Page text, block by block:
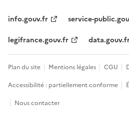
info.gouv.fr
service-
legifrance.gouv.fr
Plan du site Mentions légales CGU
Accessibilité : partiellement conforme
Nous contacter